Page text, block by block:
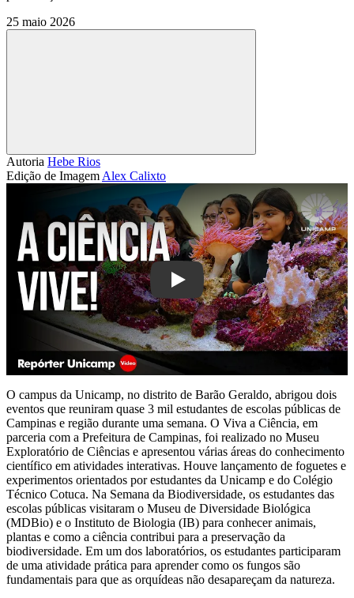
25 maio 2026
Compartilhar
Autoria Hebe Rios
Edição de Imagem Alex Calixto
Play
O campus da Unicamp, no distrito de Barão Geraldo, abrigou dois
eventos que reuniram quase 3 mil estudantes de escolas públicas de
Campinas e região durante uma semana. O Viva a Ciência, em
parceria com a Prefeitura de Campinas, foi realizado no Museu
Exploratório de Ciências e apresentou várias áreas do conhecimento
científico em atividades interativas. Houve lançamento de foguetes e
experimentos orientados por estudantes da Unicamp e do Colégio
Técnico Cotuca. Na Semana da Biodiversidade, os estudantes das
escolas públicas visitaram o Museu de Diversidade Biológica
(MDBio) e o Instituto de Biologia (IB) para conhecer animais,
plantas e como a ciência contribui para a preservação da
biodiversidade. Em um dos laboratórios, os estudantes participaram
de uma atividade prática para aprender como os fungos são
fundamentais para que as orquídeas não desapareçam da natureza.